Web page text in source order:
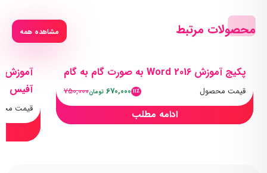
محصولات مرتبط مشاهده همه
پکیج آموزش Word 2016 به صورت گام به گام
قیمت محصول 11٪ 670,000 تومان750,000
ادامه مطلب
آفیس
قیمت